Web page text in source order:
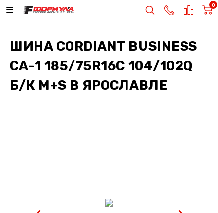
0
ШИНА CORDIANT BUSINESS
CA-1 185/75R16C 104/102Q
Б/К М+S В ЯРОСЛАВЛЕ